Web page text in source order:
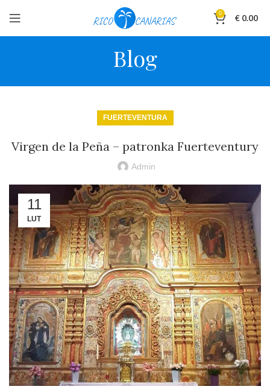
0 € 0.00
Blog
FUERTEVENTURA
Virgen de la Peña – patronka Fuerteventury
Admin
11
LUT